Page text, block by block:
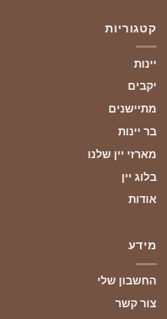
קטגוריות
יינות
יקבים
מתיישנים
בר יינות
מארזי יין שלנו
בלוג יין
אודות
מידע
החשבון שלי
צור קשר